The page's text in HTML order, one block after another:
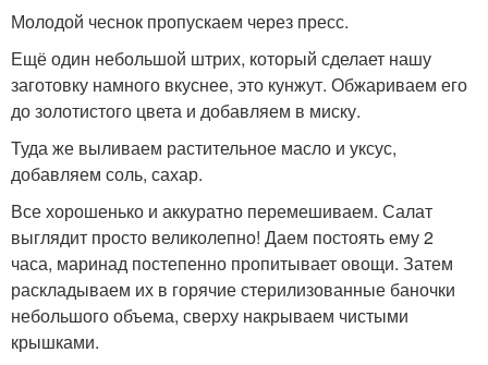
Молодой чеснок пропускаем через пресс.
Ещё один небольшой штрих, который сделает нашу
заготовку намного вкуснее, это кунжут. Обжариваем его
до золотистого цвета и добавляем в миску.
Туда же выливаем растительное масло и уксус,
добавляем соль, сахар.
Все хорошенько и аккуратно перемешиваем. Салат
выглядит просто великолепно! Даем постоять ему 2
часа, маринад постепенно пропитывает овощи. Затем
раскладываем их в горячие стерилизованные баночки
небольшого объема, сверху накрываем чистыми
крышками.